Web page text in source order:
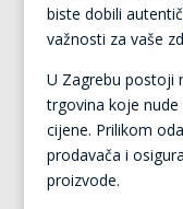
biste dobili
važnosti za vaše
U Zagrebu postoji
trgovina koje
cijene. Prilikom
prodavača i
proizvode.